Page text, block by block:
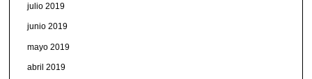
julio 2019
junio 2019
mayo 2019
abril 2019